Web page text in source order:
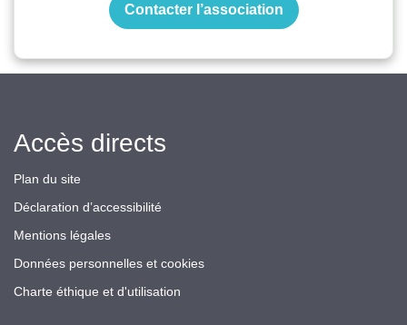
Contacter l’association
Accès directs
Plan du site
Déclaration d’accessibilité
Mentions légales
Données personnelles et cookies
Charte éthique et d'utilisation